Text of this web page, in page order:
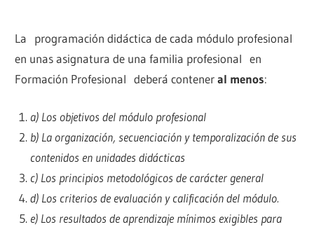
La programación didáctica de cada módulo profesional
en unas asignatura de una familia profesional en
Formación Profesional deberá conteneral menos:
a) Los objetivos del módulo profesional
b) La organización, secuenciación y temporalización de sus
contenidos en unidades didácticas
c) Los principios metodológicos de carácter general
d) Los criterios de evaluación y calificación del módulo.
e) Los resultados de aprendizaje mínimos exigibles para